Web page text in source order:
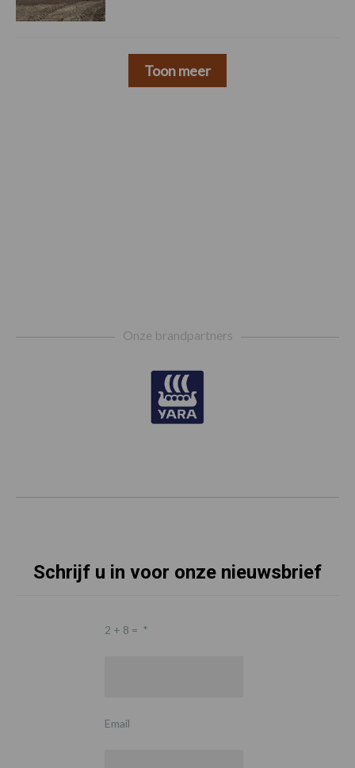
Toon meer
Onze brandpartners
Schrijf u in voor onze nieuwsbrief
2 + 8 = *
Email